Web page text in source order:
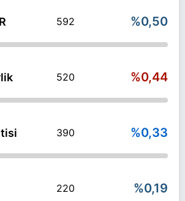
592 %0,50
520 %0,44
390 %0,33
220 %0,19